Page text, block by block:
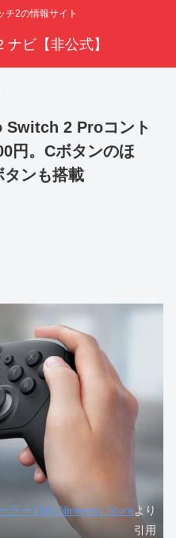
チ2の情報サイト
ビ【非公式】
Switch 2 Proコント
円。Cボタンのほ
タンも搭載
ラー | My Nintendo Storeより
引用